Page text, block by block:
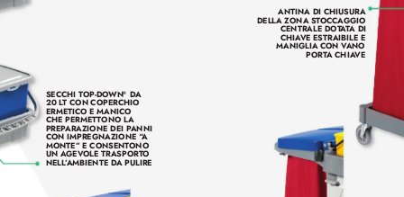
SECCHI TOP-DOWN® DA
20 LT CON COPERCHIO
ERMETICO E MANICO
CHE PERMETTONO LA
PREPARAZIONE DEI PANNI
CON IMPREGNAZIONE “A
MONTE” E CONSENTONO
UN AGEVOLE TRASPORTO
NELL’AMBIENTE DA PULIRE
ANTINA DI CHIUSURA
DELLA ZONA STOCCAGGIO
CENTRALE DOTATA DI
CHIAVE ESTRAIBILE E
MANIGLIA CON VANO
PORTA CHIAVE